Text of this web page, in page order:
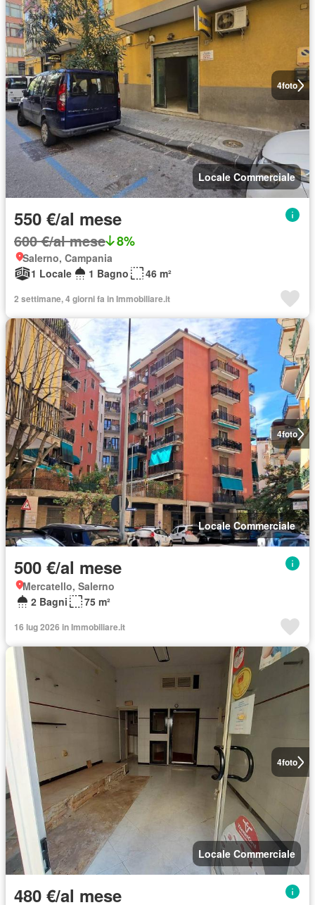
4foto
Locale Commerciale
550 €/al mese
600 €/al mese 8%
Salerno, Campania
1 Locale
1 Bagno 46 m²
2 settimane, 4 giorni fa in Immobiliare.it
4foto
Locale Commerciale
500 €/al mese
Mercatello, Salerno
2 Bagni
75 m²
16 lug 2026 in Immobiliare.it
4foto
Locale Commerciale
480 €/al mese